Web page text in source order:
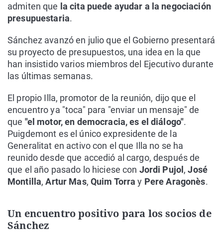
admiten que la cita puede ayudar a la negociación
presupuestaria.
Sánchez avanzó en julio que el Gobierno presentará
su proyecto de presupuestos, una idea en la que
han insistido varios miembros del Ejecutivo durante
las últimas semanas.
El propio Illa, promotor de la reunión, dijo que el
encuentro ya "toca" para "enviar un mensaje" de
que "el motor, en democracia, es el diálogo".
Puigdemont es el único expresidente de la
Generalitat en activo con el que Illa no se ha
reunido desde que accedió al cargo, después de
que el año pasado lo hiciese con Jordi Pujol ,José
Montilla,Artur Mas, Quim Torra y Pere Aragonès.
Un encuentro positivo para los socios de
Sánchez